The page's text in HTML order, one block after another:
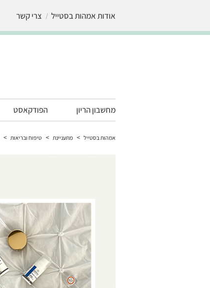
אודות אמהות בסטייל צרי קשר
מחשבון הריון הפודקאסט
אמהות בסטייל > מתעניינת > טיפוח ובריאות >